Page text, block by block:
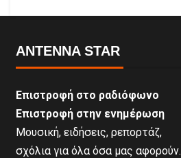
ANTENNA STAR
Επιστροφή στο ραδιόφωνο
Επιστροφή στην ενημέρωση
Μουσική, ειδήσεις, ρεπορτάζ,
σχόλια για όλα όσα μας αφορούν.